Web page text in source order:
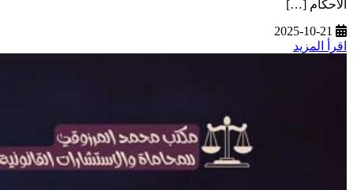
الأحكام […]
2025-10-21
اقرأ المزيد